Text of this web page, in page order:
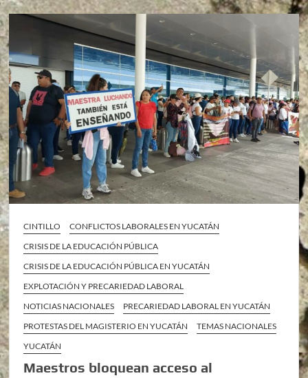
CINTILLO
CONFLICTOS LABORALES EN YUCATÁN
CRISIS DE LA EDUCACIÓN PÚBLICA
CRISIS DE LA EDUCACIÓN PÚBLICA EN YUCATÁN
EXPLOTACIÓN Y PRECARIEDAD LABORAL
NOTICIAS NACIONALES
PRECARIEDAD LABORAL EN YUCATÁN
PROTESTAS DEL MAGISTERIO EN YUCATÁN
TEMAS NACIONALES
YUCATÁN
Maestros bloquean acceso al